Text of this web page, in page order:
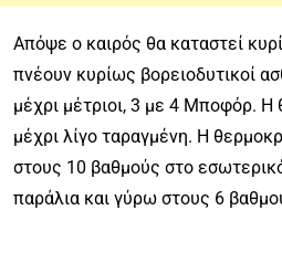
Απόψε ο καιρός θα καταστεί
πνέουν κυρίως βορειοδυτικοί
μέχρι μέτριοι, 3 με 4 Μποφόρ. Η
μέχρι λίγο ταραγμένη. Η
στους 10 βαθμούς στο
παράλια και γύρω στους 6